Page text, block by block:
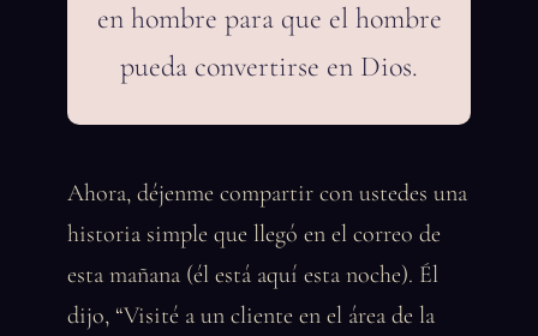
en hombre para que el hombre
pueda convertirse en Dios.
Ahora, déjenme compartir con ustedes una
historia simple que llegó en el correo de
esta mañana (él está aquí esta noche). Él
dijo, “Visité a un cliente en el área de la